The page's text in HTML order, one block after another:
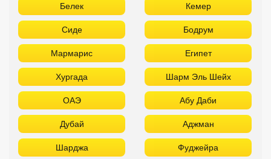
Белек Кемер
Сиде Бодрум
Мармарис Египет
Хургада Шарм Эль Шейх
ОАЭ Абу Даби
Дубай Аджман
Шарджа Фуджейра